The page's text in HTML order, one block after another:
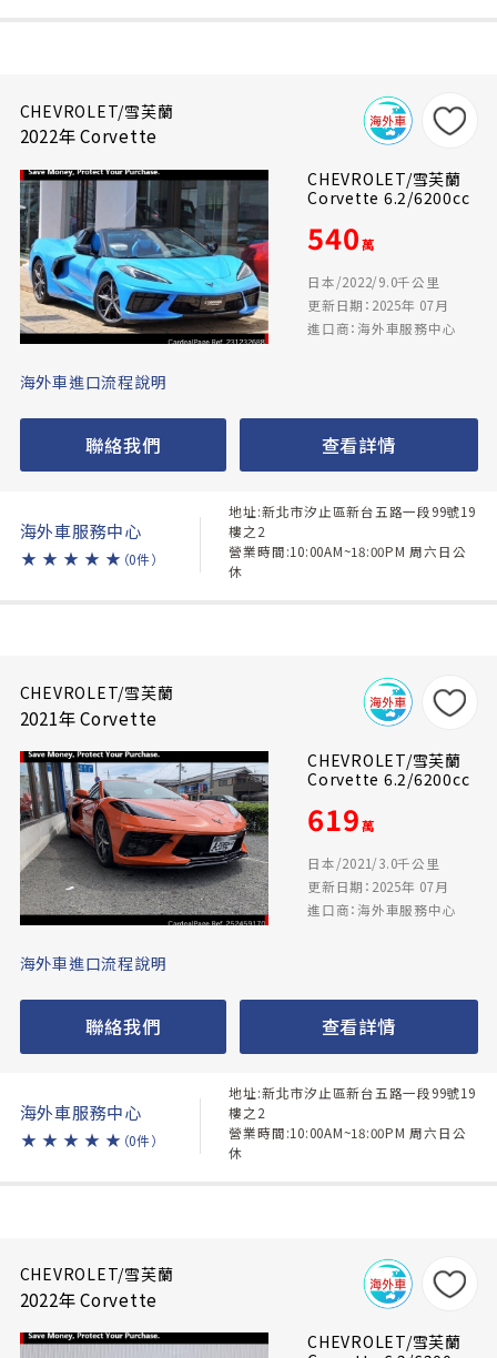
CHEVROLET/雪芙蘭
2022年 Corvette
CHEVROLET/雪芙蘭
Corvette 6.2/6200cc
540萬
日本/2022/9.0千公里
更新日期：2025年 07月
進口商：海外車服務中心
海外車進口流程說明
聯絡我們 查看詳情
海外車服務中心
★ ★ ★ ★ ★ （0件）
地址:新北市汐止區新台五路一段99號19
樓之2
營業時間:10:00AM~18:00PM 周六日公
休
CHEVROLET/雪芙蘭
2021年 Corvette
CHEVROLET/雪芙蘭
Corvette 6.2/6200cc
619萬
日本/2021/3.0千公里
更新日期：2025年 07月
進口商：海外車服務中心
海外車進口流程說明
聯絡我們 查看詳情
海外車服務中心
★ ★ ★ ★ ★ （0件）
地址:新北市汐止區新台五路一段99號19
樓之2
營業時間:10:00AM~18:00PM 周六日公
休
CHEVROLET/雪芙蘭
2022年 Corvette
CHEVROLET/雪芙蘭